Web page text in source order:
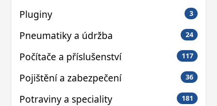
Pluginy 3
Pneumatiky a údržba 24
Počítače a příslušenství 117
Pojištění a zabezpečení 36
Potraviny a speciality 181